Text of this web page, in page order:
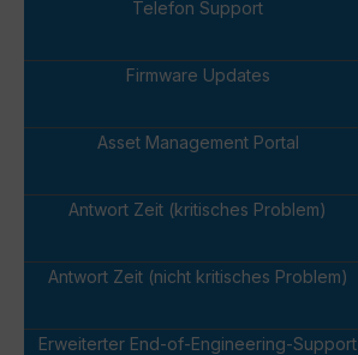
Telefon Support
Firmware Updates
Asset Management Portal
Antwort Zeit (kritisches Problem)
Antwort Zeit (nicht kritisches Problem)
Erweiterter End-of-Engineering-Support